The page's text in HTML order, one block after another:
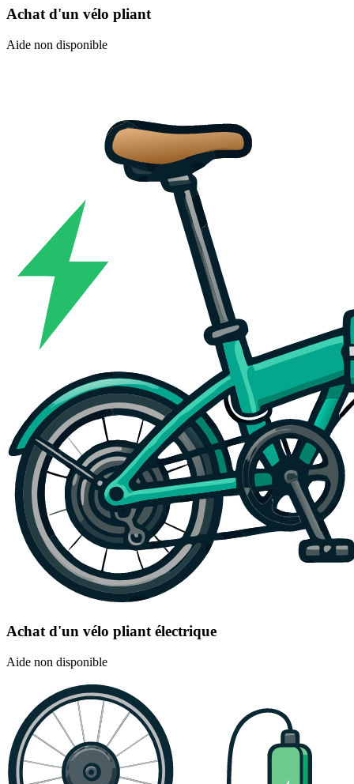
Achat d'un vélo pliant
Aide non disponible
Achat d'un vélo pliant électrique
Aide non disponible